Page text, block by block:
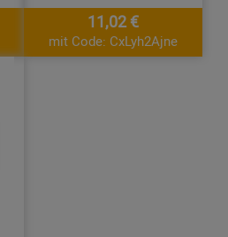
11,02 €
mit Code: CxLyh2Ajne